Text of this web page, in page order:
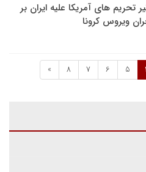
تحریم های آمریکا علیه ایران بر
ویروس کرونا
5
6
7
8
»